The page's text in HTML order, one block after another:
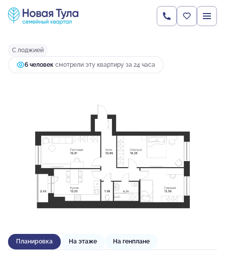
3-комнатная80.23 м 8 821 770 руб.
Ипотекаот 23 348 руб.
С лоджией
6 человек смотрели эту квартиру за 24 часа
Планировка На этаже На генплане